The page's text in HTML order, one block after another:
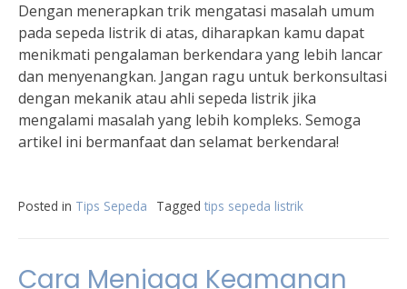
Dengan menerapkan trik mengatasi masalah umum
pada sepeda listrik di atas, diharapkan kamu dapat
menikmati pengalaman berkendara yang lebih lancar
dan menyenangkan. Jangan ragu untuk berkonsultasi
dengan mekanik atau ahli sepeda listrik jika
mengalami masalah yang lebih kompleks. Semoga
artikel ini bermanfaat dan selamat berkendara!
Posted in Tips Sepeda Tagged tips sepeda listrik
Cara Menjaga Keamanan